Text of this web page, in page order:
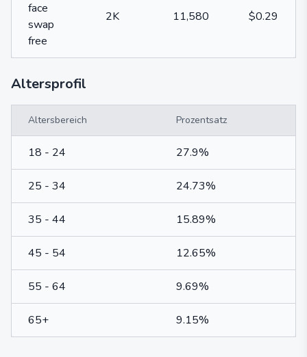
face
swap
free
2K 11,580 $0.29
Altersprofil
Altersbereich Prozentsatz
18 - 24 27.9%
25 - 34 24.73%
35 - 44 15.89%
45 - 54 12.65%
55 - 64 9.69%
65+ 9.15%